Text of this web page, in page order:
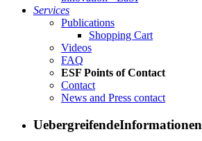
Ser­vices
Pub­li­ca­tions
Shop­ping Cart
Videos
FAQ
ESF Points of Con­tact
Con­tact
News and Press con­tact
UebergreifendeInformationen